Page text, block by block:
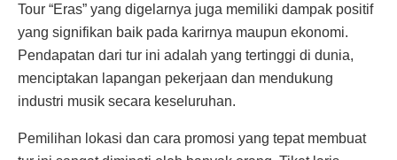
Tour “Eras” yang digelarnya juga memiliki dampak positif
yang signifikan baik pada karirnya maupun ekonomi.
Pendapatan dari tur ini adalah yang tertinggi di dunia,
menciptakan lapangan pekerjaan dan mendukung
industri musik secara keseluruhan.
Pemilihan lokasi dan cara promosi yang tepat membuat